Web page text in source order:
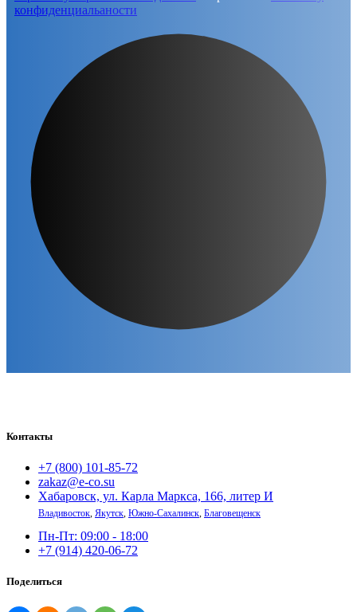
конфиденциальаности
Контакты
+7 (800) 101-85-72
zakaz@e-co.su
Хабаровск, ул. Карла Маркса, 166, литер И
Владивосток, Якутск, Южно-Сахалинск, Благовещенск
Пн-Пт: 09:00 - 18:00
+7 (914) 420-06-72
Поделиться